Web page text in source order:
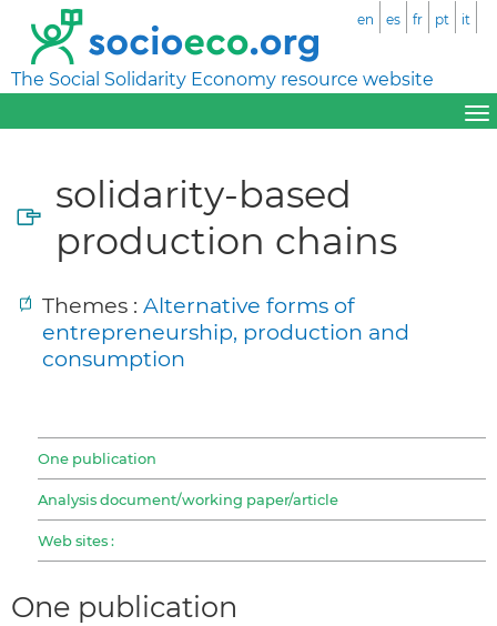
The Social Solidarity Economy resource website
en es fr pt it
solidarity-based
production chains
Themes : Alternative forms of
entrepreneurship, production and
consumption
One publication
Analysis document/working paper/article
Web sites :
One publication